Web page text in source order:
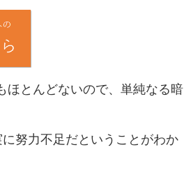
ほとんどないので、単純なる暗
努力不足だということがわか